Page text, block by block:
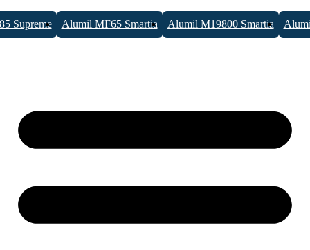
Supreme Alumil MF65 Smartia Alumil M19800 Smartia